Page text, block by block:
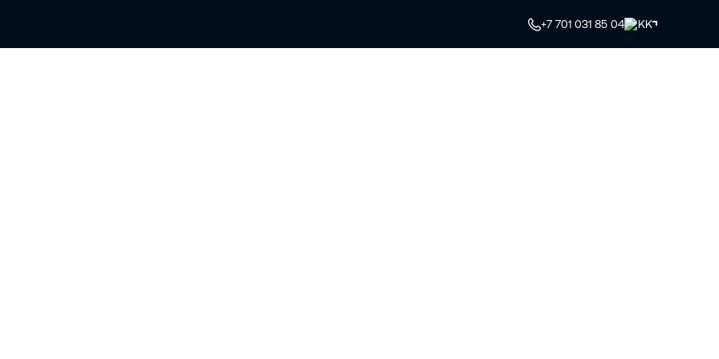
+7 701 031 85 04 KK